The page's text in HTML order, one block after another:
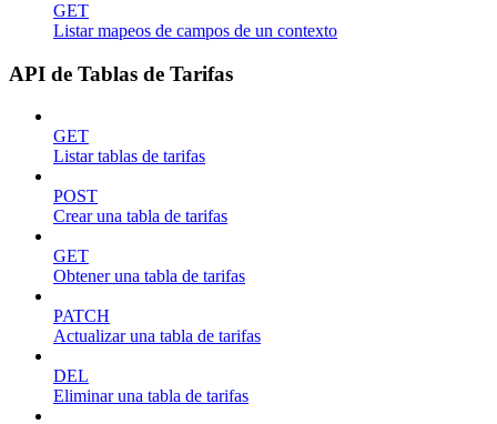
GET
Listar mapeos de campos de un contexto
API de Tablas de Tarifas
GET
Listar tablas de tarifas
POST
Crear una tabla de tarifas
GET
Obtener una tabla de tarifas
PATCH
Actualizar una tabla de tarifas
DEL
Eliminar una tabla de tarifas